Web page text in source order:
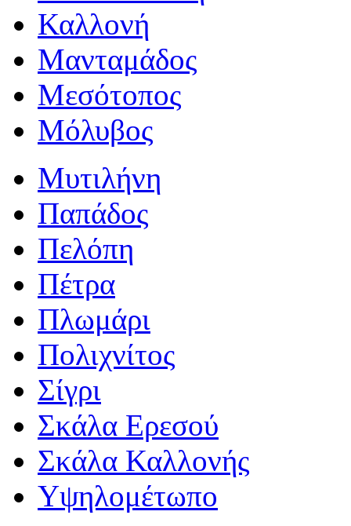
Καλλονή
Μανταμάδος
Μεσότοπος
Μόλυβος
Μυτιλήνη
Παπάδος
Πελόπη
Πέτρα
Πλωμάρι
Πολιχνίτος
Σίγρι
Σκάλα Ερεσού
Σκάλα Καλλονής
Υψηλομέτωπο